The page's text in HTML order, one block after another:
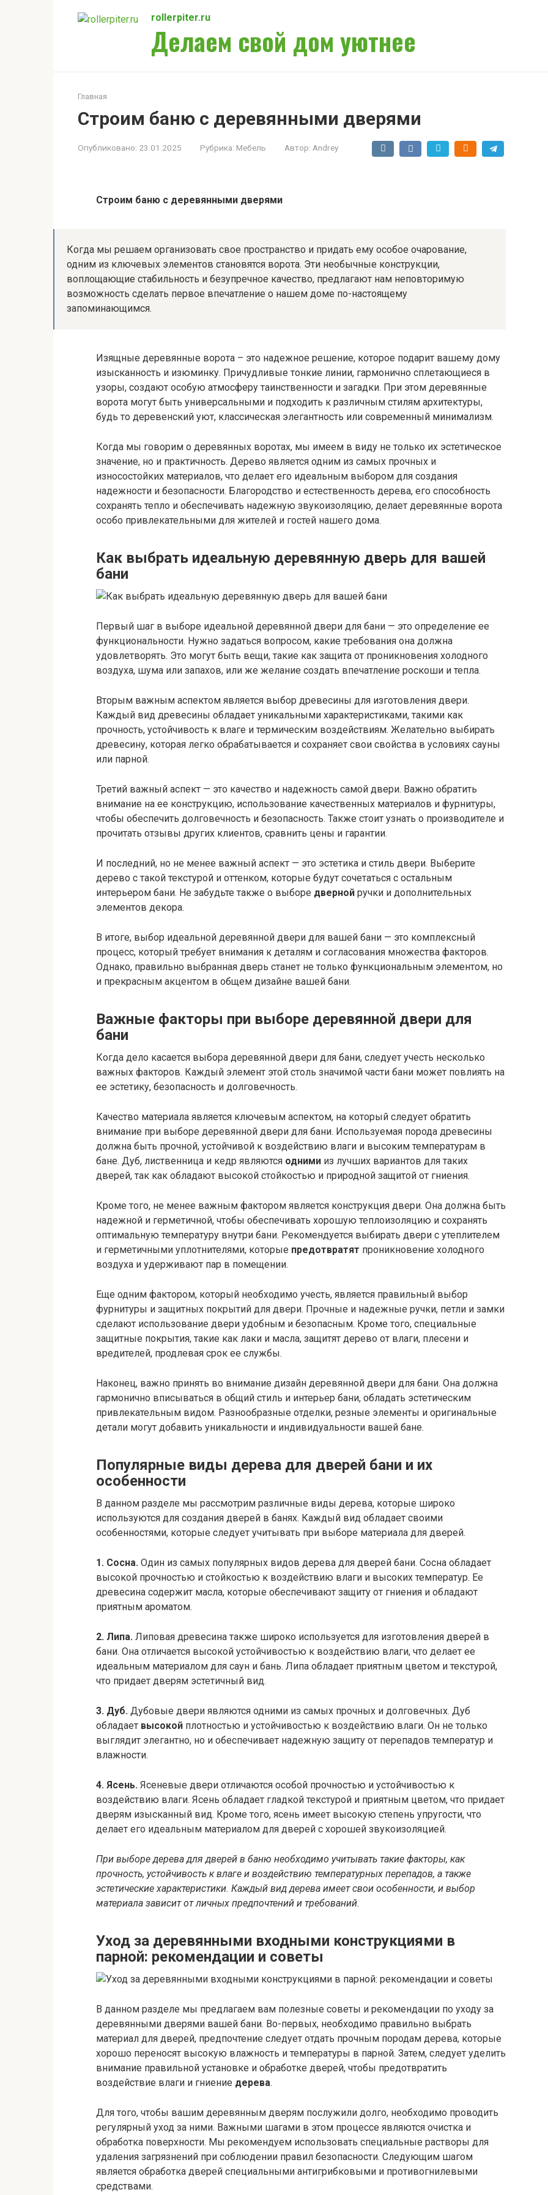
rollerpiter.ru
Делаем свой дом уютнее
Главная
Строим баню с деревянными дверями
Опубликовано: 23.01.2025 Рубрика: Мебель Автор: Andrey
Строим баню с деревянными дверями
Когда мы решаем организовать свое пространство и придать ему особое очарование,
одним из ключевых элементов становятся ворота. Эти необычные конструкции,
воплощающие стабильность и безупречное качество, предлагают нам неповторимую
возможность сделать первое впечатление о нашем доме по-настоящему
запоминающимся.
Изящные деревянные ворота – это надежное решение, которое подарит вашему дому
изысканность и изюминку. Причудливые тонкие линии, гармонично сплетающиеся в
узоры, создают особую атмосферу таинственности и загадки. При этом деревянные
ворота могут быть универсальными и подходить к различным стилям архитектуры,
будь то деревенский уют, классическая элегантность или современный минимализм.
Когда мы говорим о деревянных воротах, мы имеем в виду не только их эстетическое
значение, но и практичность. Дерево является одним из самых прочных и
износостойких материалов, что делает его идеальным выбором для создания
надежности и безопасности. Благородство и естественность дерева, его способность
сохранять тепло и обеспечивать надежную звукоизоляцию, делает деревянные ворота
особо привлекательными для жителей и гостей нашего дома.
Как выбрать идеальную деревянную дверь для вашей
бани
Первый шаг в выборе идеальной деревянной двери для бани — это определение ее
функциональности. Нужно задаться вопросом, какие требования она должна
удовлетворять. Это могут быть вещи, такие как защита от проникновения холодного
воздуха, шума или запахов, или же желание создать впечатление роскоши и тепла.
Вторым важным аспектом является выбор древесины для изготовления двери.
Каждый вид древесины обладает уникальными характеристиками, такими как
прочность, устойчивость к влаге и термическим воздействиям. Желательно выбирать
древесину, которая легко обрабатывается и сохраняет свои свойства в условиях сауны
или парной.
Третий важный аспект — это качество и надежность самой двери. Важно обратить
внимание на ее конструкцию, использование качественных материалов и фурнитуры,
чтобы обеспечить долговечность и безопасность. Также стоит узнать о производителе и
прочитать отзывы других клиентов, сравнить цены и гарантии.
И последний, но не менее важный аспект — это эстетика и стиль двери. Выберите
дерево с такой текстурой и оттенком, которые будут сочетаться с остальным
интерьером бани. Не забудьте также о выборе дверной ручки и дополнительных
элементов декора.
В итоге, выбор идеальной деревянной двери для вашей бани — это комплексный
процесс, который требует внимания к деталям и согласования множества факторов.
Однако, правильно выбранная дверь станет не только функциональным элементом, но
и прекрасным акцентом в общем дизайне вашей бани.
Важные факторы при выборе деревянной двери для
бани
Когда дело касается выбора деревянной двери для бани, следует учесть несколько
важных факторов. Каждый элемент этой столь значимой части бани может повлиять на
ее эстетику, безопасность и долговечность.
Качество материала является ключевым аспектом, на который следует обратить
внимание при выборе деревянной двери для бани. Используемая порода древесины
должна быть прочной, устойчивой к воздействию влаги и высоким температурам в
бане. Дуб, лиственница и кедр являются одними из лучших вариантов для таких
дверей, так как обладают высокой стойкостью и природной защитой от гниения.
Кроме того, не менее важным фактором является конструкция двери. Она должна быть
надежной и герметичной, чтобы обеспечивать хорошую теплоизоляцию и сохранять
оптимальную температуру внутри бани. Рекомендуется выбирать двери с утеплителем
и герметичными уплотнителями, которые предотвратят проникновение холодного
воздуха и удерживают пар в помещении.
Еще одним фактором, который необходимо учесть, является правильный выбор
фурнитуры и защитных покрытий для двери. Прочные и надежные ручки, петли и замки
сделают использование двери удобным и безопасным. Кроме того, специальные
защитные покрытия, такие как лаки и масла, защитят дерево от влаги, плесени и
вредителей, продлевая срок ее службы.
Наконец, важно принять во внимание дизайн деревянной двери для бани. Она должна
гармонично вписываться в общий стиль и интерьер бани, обладать эстетическим
привлекательным видом. Разнообразные отделки, резные элементы и оригинальные
детали могут добавить уникальности и индивидуальности вашей бане.
Популярные виды дерева для дверей бани и их
особенности
В данном разделе мы рассмотрим различные виды дерева, которые широко
используются для создания дверей в банях. Каждый вид обладает своими
особенностями, которые следует учитывать при выборе материала для дверей.
1. Сосна. Один из самых популярных видов дерева для дверей бани. Сосна обладает
высокой прочностью и стойкостью к воздействию влаги и высоких температур. Ее
древесина содержит масла, которые обеспечивают защиту от гниения и обладают
приятным ароматом.
2. Липа. Липовая древесина также широко используется для изготовления дверей в
бани. Она отличается высокой устойчивостью к воздействию влаги, что делает ее
идеальным материалом для саун и бань. Липа обладает приятным цветом и текстурой,
что придает дверям эстетичный вид.
3. Дуб. Дубовые двери являются одними из самых прочных и долговечных. Дуб
обладает высокой плотностью и устойчивостью к воздействию влаги. Он не только
выглядит элегантно, но и обеспечивает надежную защиту от перепадов температур и
влажности.
4. Ясень. Ясеневые двери отличаются особой прочностью и устойчивостью к
воздействию влаги. Ясень обладает гладкой текстурой и приятным цветом, что придает
дверям изысканный вид. Кроме того, ясень имеет высокую степень упругости, что
делает его идеальным материалом для дверей с хорошей звукоизоляцией.
При выборе дерева для дверей в баню необходимо учитывать такие факторы, как
прочность, устойчивость к влаге и воздействию температурных перепадов, а также
эстетические характеристики. Каждый вид дерева имеет свои особенности, и выбор
материала зависит от личных предпочтений и требований.
Уход за деревянными входными конструкциями в
парной: рекомендации и советы
В данном разделе мы предлагаем вам полезные советы и рекомендации по уходу за
деревянными дверями вашей бани. Во-первых, необходимо правильно выбрать
материал для дверей, предпочтение следует отдать прочным породам дерева, которые
хорошо переносят высокую влажность и температуры в парной. Затем, следует уделить
внимание правильной установке и обработке дверей, чтобы предотвратить
воздействие влаги и гниение дерева.
Для того, чтобы вашим деревянным дверям послужили долго, необходимо проводить
регулярный уход за ними. Важными шагами в этом процессе являются очистка и
обработка поверхности. Мы рекомендуем использовать специальные растворы для
удаления загрязнений при соблюдении правил безопасности. Следующим шагом
является обработка дверей специальными антигрибковыми и противогнилевыми
средствами.